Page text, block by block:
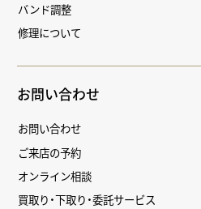
バンド調整
修理について
お問い合わせ
お問い合わせ
ご来店の予約
オンライン相談
買取り・下取り・委託サービス